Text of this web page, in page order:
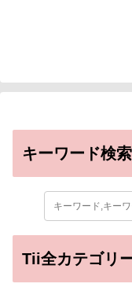
キーワード検索
Tii全カテゴリ